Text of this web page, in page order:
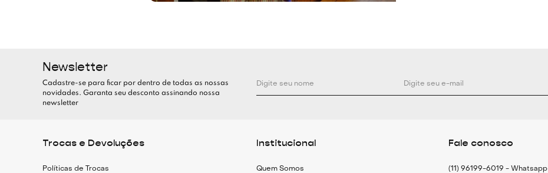
Decote careca
Newsletter
Cadastre-se para ficar por dentro de todas as nossas
novidades. Garanta seu desconto assinando nossa
newsletter
Trocas e Devoluções
Políticas de Trocas
Institucional
Quem Somos
Fale conosco
(11) 96199-6019 - Whatsapp